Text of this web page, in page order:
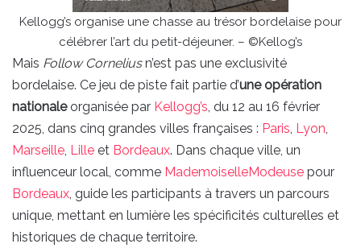
Kellogg’s organise une chasse au trésor bordelaise pour
célébrer l’art du petit-déjeuner. – ©Kellog’s
Mais Follow Corneliusn’est pas une exclusivité
bordelaise. Ce jeu de piste fait partie d’une opération
nationaleorganisée par Kellogg’s, du 12 au 16 février
2025, dans cinq grandes villes françaises : Paris, Lyon,
Marseille, Lille et Bordeaux. Dans chaque ville, un
influenceur local, comme MademoiselleModeuse pour
Bordeaux, guide les participants à travers un parcours
unique, mettant en lumière les spécificités culturelles et
historiques de chaque territoire.